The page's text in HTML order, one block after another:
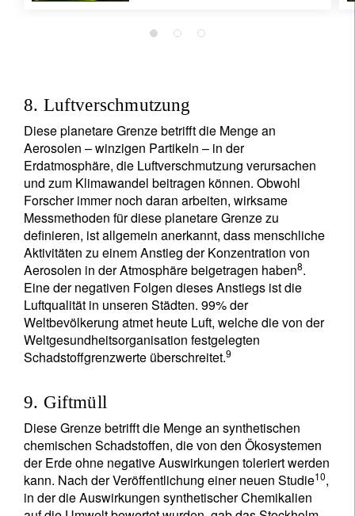
8. Luftverschmutzung
Diese planetare Grenze betrifft die Menge an
Aerosolen – winzigen Partikeln – in der
Erdatmosphäre, die Luftverschmutzung verursachen
und zum Klimawandel beitragen können. Obwohl
Forscher immer noch daran arbeiten, wirksame
Messmethoden für diese planetare Grenze zu
definieren, ist allgemein anerkannt, dass menschliche
Aktivitäten zu einem Anstieg der Konzentration von
Aerosolen in der Atmosphäre beigetragen haben8.
Eine der negativen Folgen dieses Anstiegs ist die
Luftqualität in unseren Städten. 99% der
Weltbevölkerung atmet heute Luft, welche die von der
Weltgesundheitsorganisation festgelegten
Schadstoffgrenzwerte überschreitet.9
9. Giftmüll
Diese Grenze betrifft die Menge an synthetischen
chemischen Schadstoffen, die von den Ökosystemen
der Erde ohne negative Auswirkungen toleriert werden
kann. Nach der Veröffentlichung einer neuen Studie10,
in der die Auswirkungen synthetischer Chemikalien